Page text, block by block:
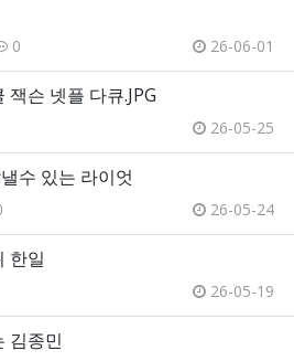
0 26-06-01
슨 넷플 다큐.JPG
26-05-25
수 있는 라이엇
26-05-24
한일
26-05-19
김종민